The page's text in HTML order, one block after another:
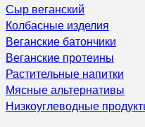
Сыр веганский
Колбасные изделия
Веганские батончики
Веганские протеины
Растительные напитки
Мясные альтернативы
Низкоуглеводные